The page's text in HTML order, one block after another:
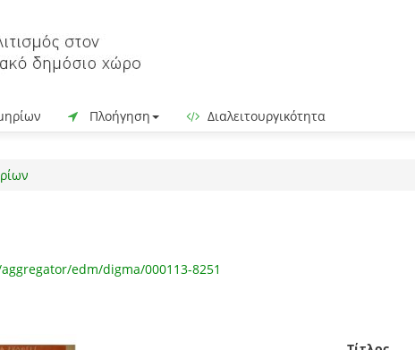
Πλοήγηση Διαλειτουργικότητα
edm/digma/000113-8251